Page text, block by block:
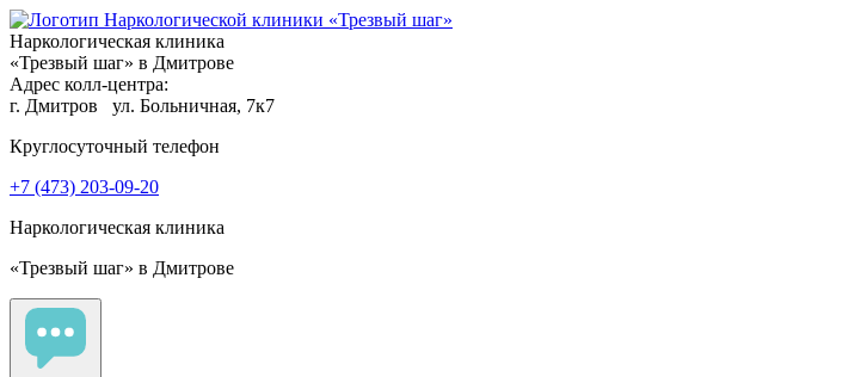
Наркологическая клиника
«Трезвый шаг» в Дмитрове
Адрес колл-центра:
г. Дмитров
ул. Больничная, 7к7
Круглосуточный телефон
+7 (473) 203-09-20
Наркологическая клиника
«Трезвый шаг» в Дмитрове